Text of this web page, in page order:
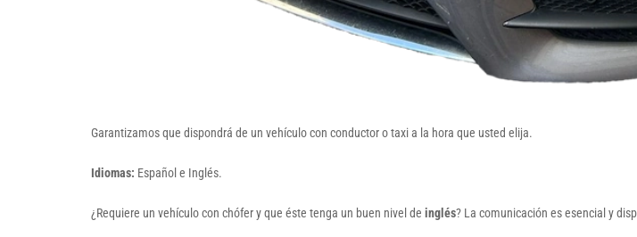
Garantizamos que dispondrá de un vehículo con conductor o taxi a la hora que usted elija.
Idiomas: Español e Inglés.
¿Requiere un vehículo con chófer y que éste tenga un buen nivel de inglés? La comunicación es esencial y